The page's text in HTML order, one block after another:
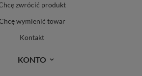
zwrócić produkt
wymienić towar
Kontakt
KONTO